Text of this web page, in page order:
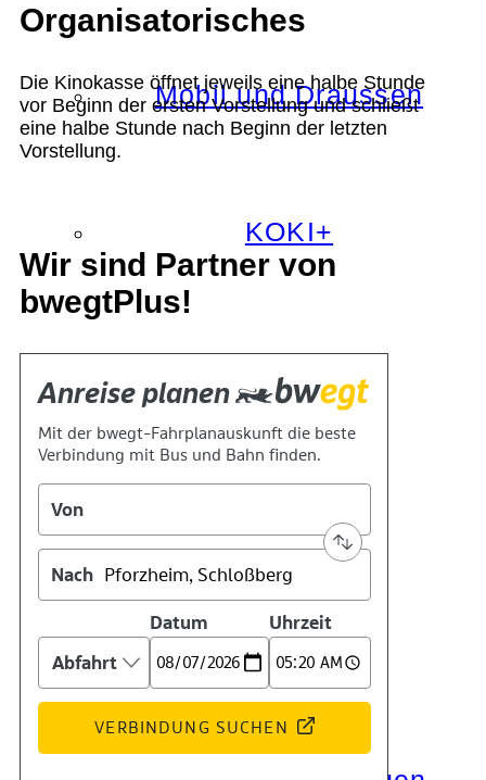
Mobil und Draussen
KOKI+
Das Team
Organisatorisches
Die Kinokasse öffnet jeweils eine halbe Stunde
vor Beginn der ersten Vorstellung und schließt
eine halbe Stunde nach Beginn der letzten
Vorstellung.
Wir sind Partner von
bwegtPlus!